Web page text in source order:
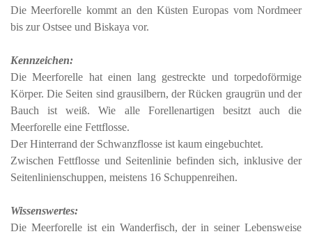
Die Meerforelle kommt an den Küsten Europas vom Nordmeer
bis zur Ostsee und Biskaya vor.
Kennzeichen:
Die Meerforelle hat einen lang gestreckte und torpedoförmige
Körper. Die Seiten sind grausilbern, der Rücken graugrün und der
Bauch ist weiß. Wie alle Forellenartigen besitzt auch die
Meerforelle eine Fettflosse.
Der Hinterrand der Schwanzflosse ist kaum eingebuchtet.
Zwischen Fettflosse und Seitenlinie befinden sich, inklusive der
Seitenlinienschuppen, meistens 16 Schuppenreihen.
Wissenswertes:
Die Meerforelle ist ein Wanderfisch, der in seiner Lebensweise